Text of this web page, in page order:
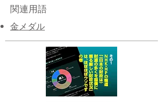
関連用語
​金メダル